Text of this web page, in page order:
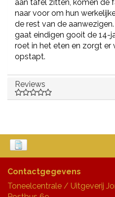
aan tafel zitten, komen de
naar voor om hun
de rest van de
gaat eindigen gooit de 14-
roet in het eten en zorgt
opstapt.
Reviews
Contactgegevens
Toneelcentrale / Uitgeverij